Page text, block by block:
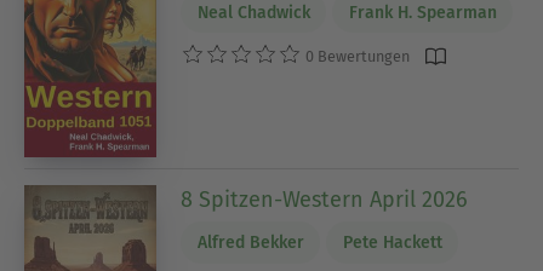
Neal Chadwick Frank H. Spearman
0 Bewertungen
8 Spitzen-Western April 2026
Alfred Bekker Pete Hackett